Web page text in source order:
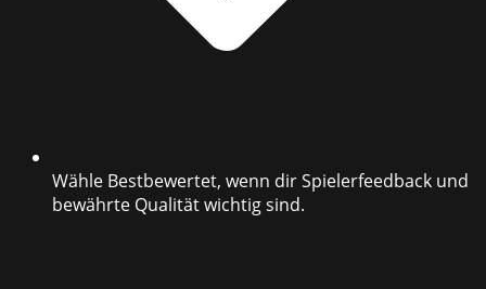
Wähle Bestbewertet, wenn dir Spielerfeedback und
bewährte Qualität wichtig sind.